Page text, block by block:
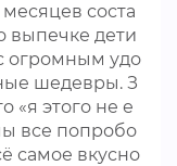
соста
выпечке дети
огромным удо
шедевры. З
«я этого не е
все попробо
самое вкусно